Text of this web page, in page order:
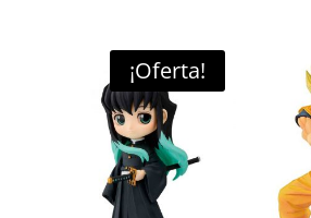
¡Oferta!